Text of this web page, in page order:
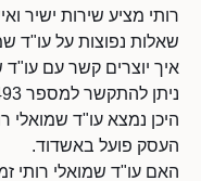
רותי מציע שירות ישיר
שאלות נפוצות על עו"ד
איך יוצרים קשר עם עו"ד
ניתן להתקשר למספר 088568493.
היכן נמצא עו"ד שמואלי
העסק פועל באשדוד.
האם עו"ד שמואלי רותי